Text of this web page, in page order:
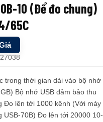
10 (Để đo chung)
65C
trong thời gian dài vào bộ nhớ
Bộ nhớ USB đảm bảo thu
Đo lên tới 1000 kênh (Với máy
USB-70B) Đo lên tới 20000 10-